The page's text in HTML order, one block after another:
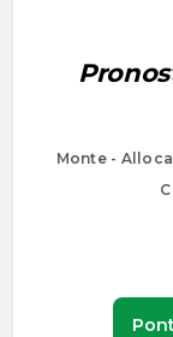
Monte -